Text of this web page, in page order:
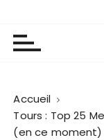
Accueil
Tours : Top 25
(en ce moment)